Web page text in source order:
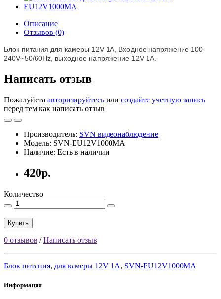
Описание
Отзывов (0)
Блок питания для камеры 12V 1A, Входное напряжение 100-
240V~50/60Hz, выходное напряжение 12V 1A.
Написать отзыв
Пожалуйста авторизируйтесь или создайте учетную запись
перед тем как написать отзыв
Производитель: SVN видеонаблюдение
Модель: SVN-EU12V1000MA
Наличие: Есть в наличии
420р.
Количество
Купить
0 отзывов /Написать отзыв
Блок питания, для камеры 12V 1A, SVN-EU12V1000MA
Информация